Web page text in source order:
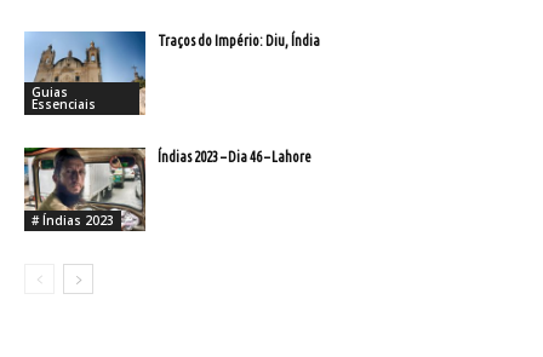
Guias
Essenciais
Traços do Império: Diu, Índia
# Índias 2023
Índias 2023 – Dia 46 – Lahore